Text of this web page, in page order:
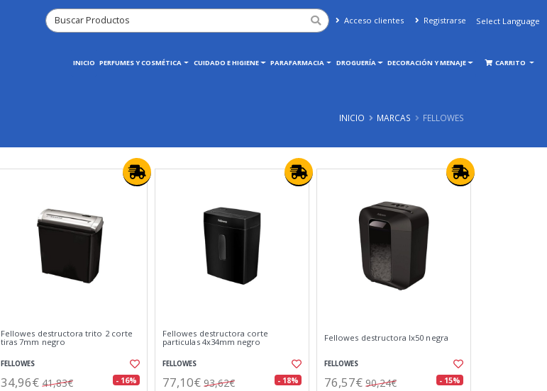
Acceso clientes Registrarse
INICIO PERFUMES Y COSMÉTICA CUIDADO E HIGIENE PARAFARMACIA DROGUERÍA DECORACIÓN Y MENAJE CARRITO
INICIO MARCAS FELLOWES
Fellowes destructora trito 2 corte
tiras 7mm negro
FELLOWES
34,96€ 41,83€ - 16%
Fellowes destructora corte
particulas 4x34mm negro
FELLOWES
77,10€ 93,62€ - 18%
Fellowes destructora lx50 negra
FELLOWES
76,57€ 90,24€ - 15%